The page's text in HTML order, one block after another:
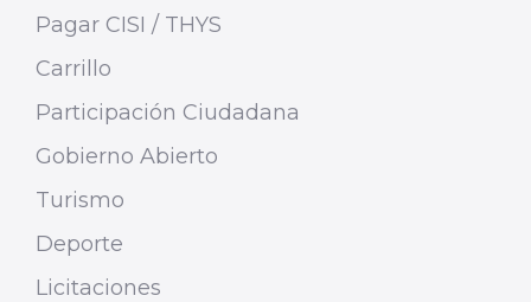
Pagar CISI / THYS
Carrillo
Participación Ciudadana
Gobierno Abierto
Turismo
Deporte
Licitaciones